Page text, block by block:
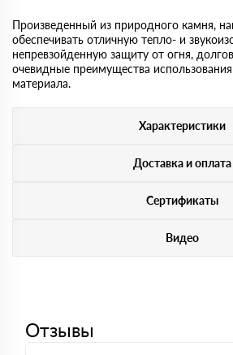
Произведенный из природного камня,
обеспечивать отличную тепло- и
непревзойденную защиту от огня,
очевидные преимущества
материала.
Характеристики
Доставка и оплата
Сертификаты
Видео
Отзывы